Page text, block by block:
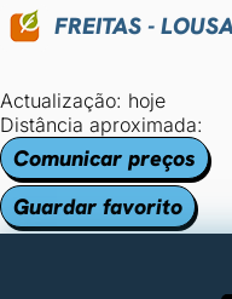
FREITAS -
Actualização: hoje
Distância aproximada:
Comunicar preços
Guardar favorito